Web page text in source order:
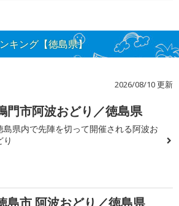
キング【徳島県】
2026/08/10 更新
門市阿波おどり／徳島県
島県内で先陣を切って開催される阿波お
り
島市 阿波おどり／徳島県